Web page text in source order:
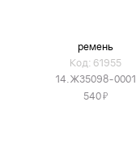
ремень
Код: 61955
14.Ж35098-0001
540Я